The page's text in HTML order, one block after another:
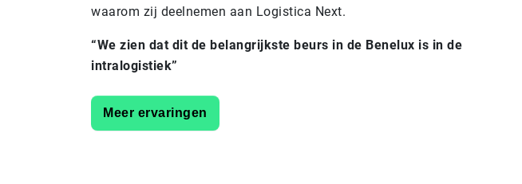
waarom zij deelnemen aan Logistica Next.
“We zien dat dit de belangrijkste beurs in de Benelux is in de
intralogistiek”
Meer ervaringen